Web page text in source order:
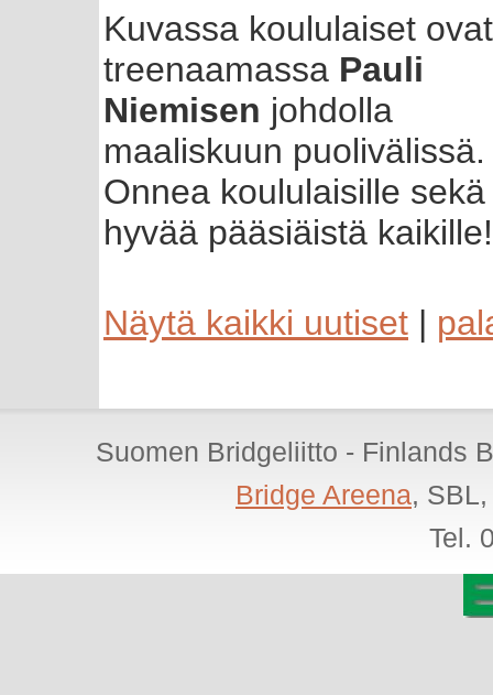
Kuvassa koululaiset ovat
treenaamassa Pauli
Niemisen johdolla
maaliskuun puolivälissä.
Onnea koululaisille sekä
hyvää pääsiäistä kaikille!
Näytä kaikki uutiset |
Suomen Bridgeliitto - Finlands
Bridge Areena,
Tel.